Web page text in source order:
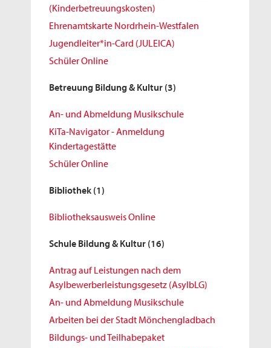
(Kinderbetreuungskosten)
Ehrenamtskarte Nordrhein-Westfalen
Jugendleiter*in-Card (JULEICA)
Schüler Online
Betreuung Bildung & Kultur (3)
An- und Abmeldung Musikschule
KiTa-Navigator - Anmeldung
Kindertagestätte
Schüler Online
Bibliothek (1)
Bibliotheksausweis Online
Schule Bildung & Kultur (16)
Antrag auf Leistungen nach dem
Asylbewerberleistungsgesetz (AsylbLG)
An- und Abmeldung Musikschule
Arbeiten bei der Stadt Mönchengladbach
Bildungs- und Teilhabepaket